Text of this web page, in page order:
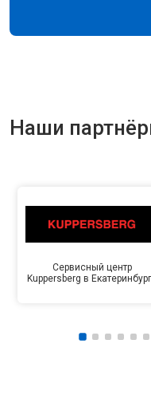
Наши
Сервисный центр
Kuppersberg в